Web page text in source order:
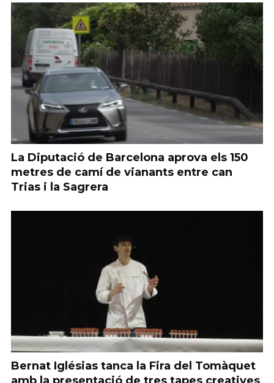
La Diputació de Barcelona aprova els 150
metres de camí de vianants entre can
Trias i la Sagrera
Bernat Iglésias tanca la Fira del Tomàquet